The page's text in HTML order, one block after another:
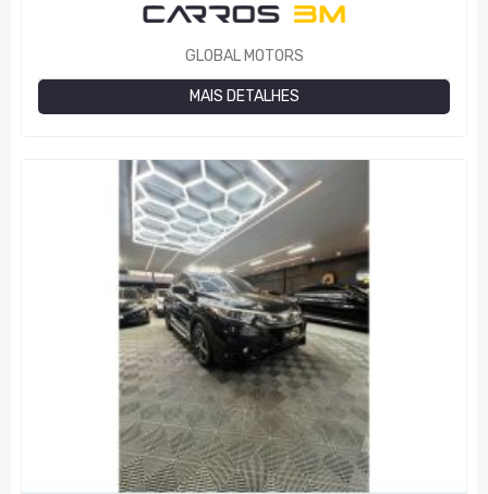
GLOBAL MOTORS
MAIS DETALHES